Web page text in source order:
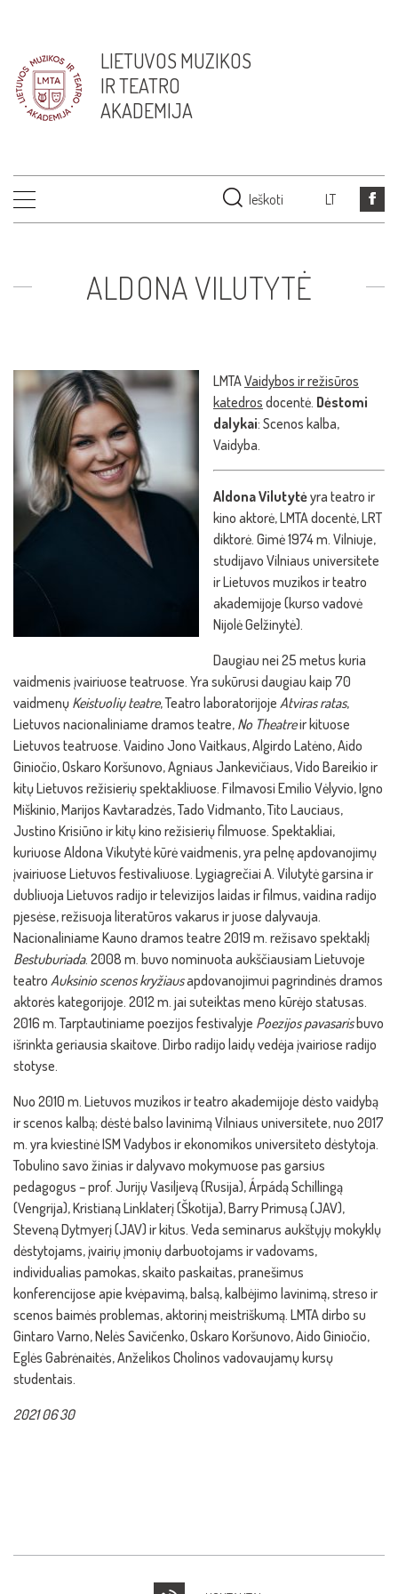
LIETUVOS MUZIKOS
IR TEATRO
AKADEMIJA
Ieškoti LT
ALDONA VILUTYTĖ
LMTAVaidybos ir režisūros
katedros docentė. Dėstomi
dalykai: Scenos kalba,
Vaidyba.
Aldona Vilutytėyra teatro ir
kino aktorė, LMTA docentė, LRT
diktorė. Gimė 1974 m. Vilniuje,
studijavo Vilniaus universitete
ir Lietuvos muzikos ir teatro
akademijoje (kurso vadovė
Nijolė Gelžinytė).
Daugiau nei 25 metus kuria
vaidmenis įvairiuose teatruose. Yra sukūrusi daugiau kaip 70
vaidmenų Keistuolių teatre, Teatro laboratorijoje Atviras ratas,
Lietuvos nacionaliniame dramos teatre, No Theatreir kituose
Lietuvos teatruose. Vaidino Jono Vaitkaus, Algirdo Latėno, Aido
Giniočio, Oskaro Koršunovo, Agniaus Jankevičiaus, Vido Bareikio ir
kitų Lietuvos režisierių spektakliuose. Filmavosi Emilio Vėlyvio, Igno
Miškinio, Marijos Kavtaradzės, Tado Vidmanto, Tito Lauciaus,
Justino Krisiūno ir kitų kino režisierių filmuose. Spektakliai,
kuriuose Aldona Vikutytė kūrė vaidmenis, yra pelnę apdovanojimų
įvairiuose Lietuvos festivaliuose. Lygiagrečiai A. Vilutytė garsina ir
dubliuoja Lietuvos radijo ir televizijos laidas ir filmus, vaidina radijo
pjesėse, režisuoja literatūros vakarus ir juose dalyvauja.
Nacionaliniame Kauno dramos teatre 2019 m. režisavo spektaklį
Bestuburiada. 2008 m. buvo nominuota aukščiausiam Lietuvoje
teatro Auksinio scenos kryžiausapdovanojimui pagrindinės dramos
aktorės kategorijoje. 2012 m. jai suteiktas meno kūrėjo statusas.
2016 m. Tarptautiniame poezijos festivalyje Poezijos pavasarisbuvo
išrinkta geriausia skaitove. Dirbo radijo laidų vedėja įvairiose radijo
stotyse.
Nuo 2010 m. Lietuvos muzikos ir teatro akademijoje dėsto vaidybą
ir scenos kalbą; dėstė balso lavinimą Vilniaus universitete, nuo 2017
m. yra kviestinė ISM Vadybos ir ekonomikos universiteto dėstytoja.
Tobulino savo žinias ir dalyvavo mokymuose pas garsius
pedagogus – prof. Jurijų Vasiljevą (Rusija), Árpádą Schillingą
(Vengrija), Kristianą Linklaterį (Škotija), Barry Primusą (JAV),
Steveną Dytmyerį (JAV) ir kitus. Veda seminarus aukštųjų mokyklų
dėstytojams, įvairių įmonių darbuotojams ir vadovams,
individualias pamokas, skaito paskaitas, pranešimus
konferencijose apie kvėpavimą, balsą, kalbėjimo lavinimą, streso ir
scenos baimės problemas, aktorinį meistriškumą. LMTA dirbo su
Gintaro Varno, Nelės Savičenko, Oskaro Koršunovo, Aido Giniočio,
Eglės Gabrėnaitės, Anželikos Cholinos vadovaujamų kursų
studentais.
2021 06 30